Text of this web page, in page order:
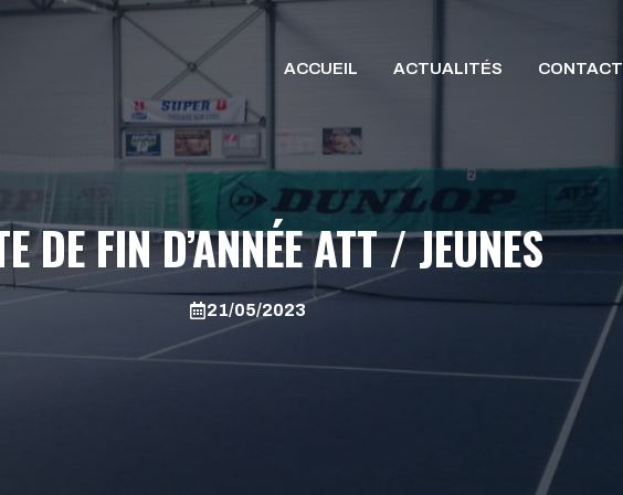
ACCUEIL ACTUALITÉS CONTACT
DE FIN D’ANNÉE ATT / JEUNES
21/05/2023